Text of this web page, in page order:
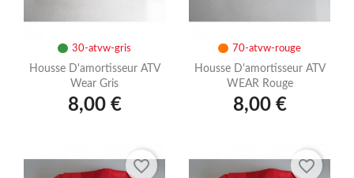
30-atvw-gris
Housse D'amortisseur ATV
Wear Gris
8,00 €
70-atvw-rouge
Housse D'amortisseur ATV
WEAR Rouge
8,00 €
favorite_border favorite_border